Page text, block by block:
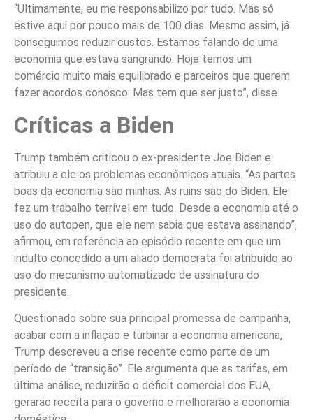
“Ultimamente, eu me responsabilizo por tudo. Mas só
estive aqui por pouco mais de 100 dias. Mesmo assim, já
conseguimos reduzir custos. Estamos falando de uma
economia que estava sangrando. Hoje temos um
comércio muito mais equilibrado e parceiros que querem
fazer acordos conosco. Mas tem que ser justo”, disse.
Críticas a Biden
Trump também criticou o ex-presidente Joe Biden e
atribuiu a ele os problemas econômicos atuais. “As partes
boas da economia são minhas. As ruins são do Biden. Ele
fez um trabalho terrível em tudo. Desde a economia até o
uso do autopen, que ele nem sabia que estava assinando”,
afirmou, em referência ao episódio recente em que um
indulto concedido a um aliado democrata foi atribuído ao
uso do mecanismo automatizado de assinatura do
presidente.
Questionado sobre sua principal promessa de campanha,
acabar com a inflação e turbinar a economia americana,
Trump descreveu a crise recente como parte de um
período de “transição”. Ele argumenta que as tarifas, em
última análise, reduzirão o déficit comercial dos EUA,
gerarão receita para o governo e melhorarão a economia